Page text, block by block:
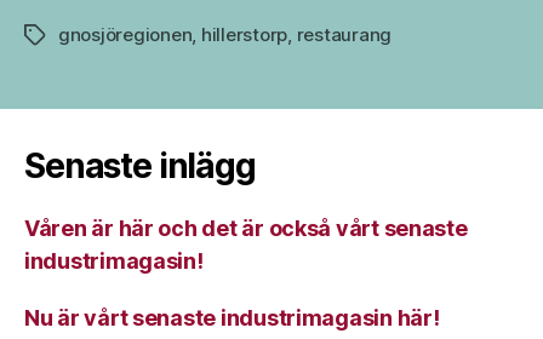
Etikettergnosjöregionen hillerstorp restaurang
Senaste inlägg
Våren är här och det är också vårt senaste
industrimagasin!
Nu är vårt senaste industrimagasin här!